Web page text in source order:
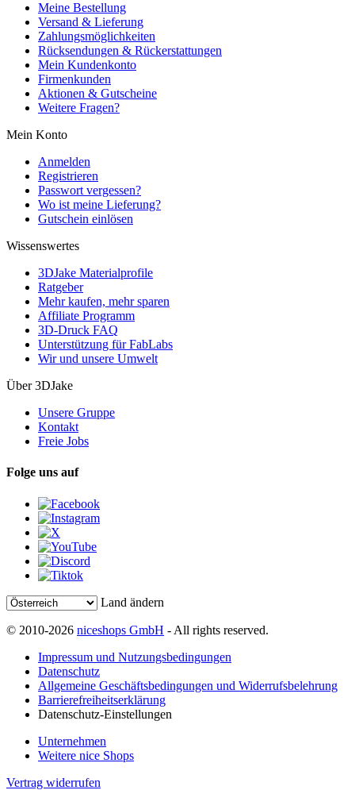
Meine Bestellung
Versand & Lieferung
Zahlungsmöglichkeiten
Rücksendungen & Rückerstattungen
Mein Kundenkonto
Firmenkunden
Aktionen & Gutscheine
Weitere Fragen?
Mein Konto
Anmelden
Registrieren
Passwort vergessen?
Wo ist meine Lieferung?
Gutschein einlösen
Wissenswertes
3DJake Materialprofile
Ratgeber
Mehr kaufen, mehr sparen
Affiliate Programm
3D-Druck FAQ
Unterstützung für FabLabs
Wir und unsere Umwelt
Über 3DJake
Unsere Gruppe
Kontakt
Freie Jobs
Folge uns auf
Land ändern
© 2010-2026 niceshops GmbH - All rights reserved.
Impressum und Nutzungsbedingungen
Datenschutz
Allgemeine Geschäftsbedingungen und Widerrufsbelehrung
Barrierefreiheitserklärung
Datenschutz-Einstellungen
Unternehmen
Weitere nice Shops
Vertrag widerrufen